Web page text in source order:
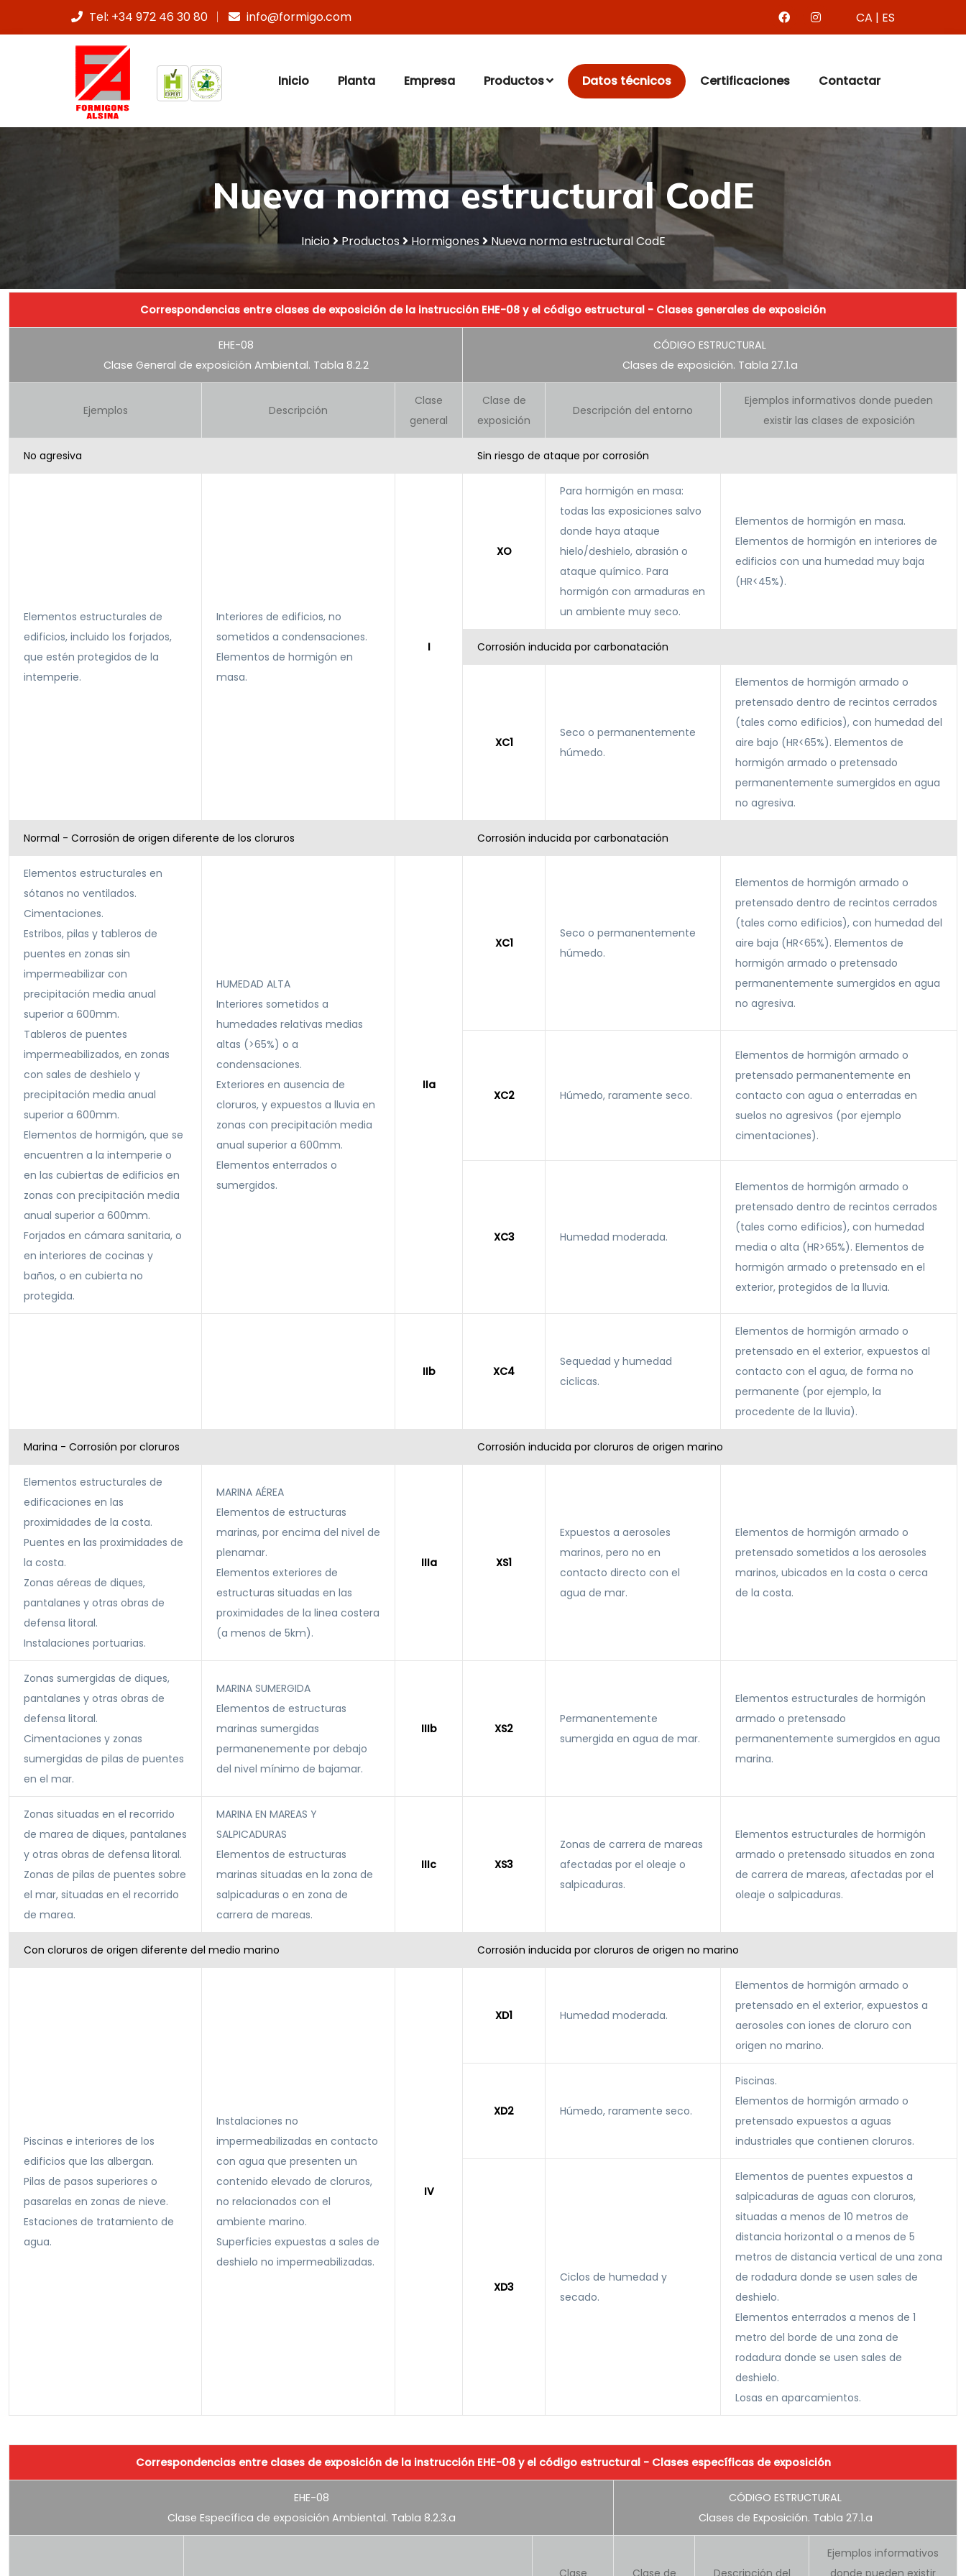
Tel: +34 972 46 30 80 info@formigo.com CA | ES
Inicio Planta Empresa Productos Datos técnicos Certificaciones Contactar
Nueva norma estructural CodE
Inicio Productos Hormigones Nueva norma estructural CodE
Correspondencias entre clases de exposición de la instrucción EHE-08 y el código estructural - Clases generales de exposición
EHE-08
Clase General de exposición Ambiental. Tabla 8.2.2
CÓDIGO ESTRUCTURAL
Clases de exposición. Tabla 27.1.a
Ejemplos Descripción
Clase
general
Clase de
exposición
Descripción del entorno
Ejemplos informativos donde pueden
existir las clases de exposición
No agresiva Sin riesgo de ataque por corrosión
Elementos estructurales de
edificios, incluido los forjados,
que estén protegidos de la
intemperie.
Interiores de edificios, no
sometidos a condensaciones.
Elementos de hormigón en
masa.
I
XO
Para hormigón en masa:
todas las exposiciones salvo
donde haya ataque
hielo/deshielo, abrasión o
ataque químico. Para
hormigón con armaduras en
un ambiente muy seco.
Elementos de hormigón en masa.
Elementos de hormigón en interiores de
edificios con una humedad muy baja
(HR<45%).
Corrosión inducida por carbonatación
XC1
Seco o permanentemente
húmedo.
Elementos de hormigón armado o
pretensado dentro de recintos cerrados
(tales como edificios), con humedad del
aire bajo (HR<65%). Elementos de
hormigón armado o pretensado
permanentemente sumergidos en agua
no agresiva.
Normal - Corrosión de origen diferente de los cloruros Corrosión inducida por carbonatación
Elementos estructurales en
sótanos no ventilados.
Cimentaciones.
Estribos, pilas y tableros de
puentes en zonas sin
impermeabilizar con
precipitación media anual
superior a 600mm.
Tableros de puentes
impermeabilizados, en zonas
con sales de deshielo y
precipitación media anual
superior a 600mm.
Elementos de hormigón, que se
encuentren a la intemperie o
en las cubiertas de edificios en
zonas con precipitación media
anual superior a 600mm.
Forjados en cámara sanitaria, o
en interiores de cocinas y
baños, o en cubierta no
protegida.
HUMEDAD ALTA
Interiores sometidos a
humedades relativas medias
altas (>65%) o a
condensaciones.
Exteriores en ausencia de
cloruros, y expuestos a lluvia en
zonas con precipitación media
anual superior a 600mm.
Elementos enterrados o
sumergidos.
IIa
XC1
Seco o permanentemente
húmedo.
Elementos de hormigón armado o
pretensado dentro de recintos cerrados
(tales como edificios), con humedad del
aire baja (HR<65%). Elementos de
hormigón armado o pretensado
permanentemente sumergidos en agua
no agresiva.
XC2 Húmedo, raramente seco.
Elementos de hormigón armado o
pretensado permanentemente en
contacto con agua o enterradas en
suelos no agresivos (por ejemplo
cimentaciones).
XC3 Humedad moderada.
Elementos de hormigón armado o
pretensado dentro de recintos cerrados
(tales como edificios), con humedad
media o alta (HR>65%). Elementos de
hormigón armado o pretensado en el
exterior, protegidos de la lluvia.
IIb XC4
Sequedad y humedad
ciclicas.
Elementos de hormigón armado o
pretensado en el exterior, expuestos al
contacto con el agua, de forma no
permanente (por ejemplo, la
procedente de la lluvia).
Marina - Corrosión por cloruros Corrosión inducida por cloruros de origen marino
Elementos estructurales de
edificaciones en las
proximidades de la costa.
Puentes en las proximidades de
la costa.
Zonas aéreas de diques,
pantalanes y otras obras de
defensa litoral.
Instalaciones portuarias.
MARINA AÉREA
Elementos de estructuras
marinas, por encima del nivel de
plenamar.
Elementos exteriores de
estructuras situadas en las
proximidades de la linea costera
(a menos de 5km).
IIIa XS1
Expuestos a aerosoles
marinos, pero no en
contacto directo con el
agua de mar.
Elementos de hormigón armado o
pretensado sometidos a los aerosoles
marinos, ubicados en la costa o cerca
de la costa.
Zonas sumergidas de diques,
pantalanes y otras obras de
defensa litoral.
Cimentaciones y zonas
sumergidas de pilas de puentes
en el mar.
MARINA SUMERGIDA
Elementos de estructuras
marinas sumergidas
permanenemente por debajo
del nivel mínimo de bajamar.
IIIb XS2
Permanentemente
sumergida en agua de mar.
Elementos estructurales de hormigón
armado o pretensado
permanentemente sumergidos en agua
marina.
Zonas situadas en el recorrido
de marea de diques, pantalanes
y otras obras de defensa litoral.
Zonas de pilas de puentes sobre
el mar, situadas en el recorrido
de marea.
MARINA EN MAREAS Y
SALPICADURAS
Elementos de estructuras
marinas situadas en la zona de
salpicaduras o en zona de
carrera de mareas.
IIIc XS3
Zonas de carrera de mareas
afectadas por el oleaje o
salpicaduras.
Elementos estructurales de hormigón
armado o pretensado situados en zona
de carrera de mareas, afectadas por el
oleaje o salpicaduras.
Con cloruros de origen diferente del medio marino Corrosión inducida por cloruros de origen no marino
Piscinas e interiores de los
edificios que las albergan.
Pilas de pasos superiores o
pasarelas en zonas de nieve.
Estaciones de tratamiento de
agua.
Instalaciones no
impermeabilizadas en contacto
con agua que presenten un
contenido elevado de cloruros,
no relacionados con el
ambiente marino.
Superficies expuestas a sales de
deshielo no impermeabilizadas.
IV
XD1 Humedad moderada.
Elementos de hormigón armado o
pretensado en el exterior, expuestos a
aerosoles con iones de cloruro con
origen no marino.
XD2 Húmedo, raramente seco.
Piscinas.
Elementos de hormigón armado o
pretensado expuestos a aguas
industriales que contienen cloruros.
XD3
Ciclos de humedad y
secado.
Elementos de puentes expuestos a
salpicaduras de aguas con cloruros,
situadas a menos de 10 metros de
distancia horizontal o a menos de 5
metros de distancia vertical de una zona
de rodadura donde se usen sales de
deshielo.
Elementos enterrados a menos de 1
metro del borde de una zona de
rodadura donde se usen sales de
deshielo.
Losas en aparcamientos.
Correspondencias entre clases de exposición de la instrucción EHE-08 y el código estructural - Clases específicas de exposición
EHE-08
Clase Específica de exposición Ambiental. Tabla 8.2.3.a
CÓDIGO ESTRUCTURAL
Clases de Exposición. Tabla 27.1.a
Clase Clase de Descripción del
Ejemplos informativos
donde pueden existir